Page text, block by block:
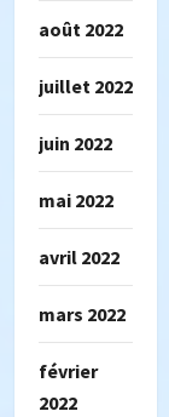
août 2022
juillet 2022
juin 2022
mai 2022
avril 2022
mars 2022
février
2022